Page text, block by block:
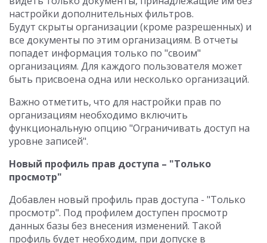
настройки дополнительных фильтров.
Будут скрыты организации (кроме разрешенных) и
все документы по этим организациям. В отчеты
попадет информация только по "своим"
организациям. Для каждого пользователя может
быть присвоена одна или несколько организаций.
Важно отметить, что для настройки прав по
организациям необходимо включить
функциональную опцию "Ограничивать доступ на
уровне записей".
Новый профиль прав доступа – "Только
просмотр"
Добавлен новый профиль прав доступа - "Только
просмотр". Под профилем доступен просмотр
данных базы без внесения изменений. Такой
профиль будет необходим, при допуске в